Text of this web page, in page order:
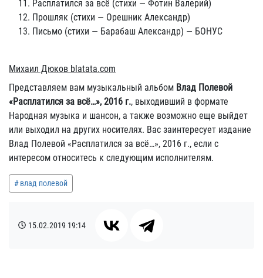
Расплатился за всё (стихи — Фотин Валерий)
Прошляк (стихи — Орешник Александр)
Письмо (стихи — Барабаш Александр) — БОНУС
Михаил Дюков blatata.com
Представляем вам музыкальный альбом Влад Полевой
«Расплатился за всё…», 2016 г., выходивший в формате
Народная музыка и шансон, а также возможно еще выйдет
или выходил на других носителях. Вас заинтересует издание
Влад Полевой «Расплатился за всё…», 2016 г., если с
интересом относитесь к следующим исполнителям.
влад полевой
15.02.2019 19:14